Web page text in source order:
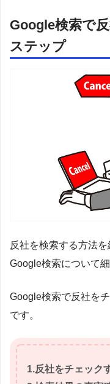
Google検索で
ステップ
反社を検索する方法
Google検索について
Google検索で反社を
です。
1.反社をチェック